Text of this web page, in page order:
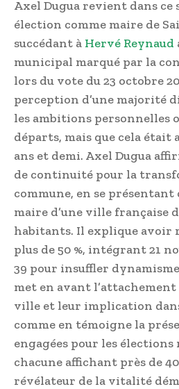
Axel Dugua revient dans ce
élection comme maire de
succédant à Hervé Reynaud
municipal marqué par la
lors du vote du 23 octobre
perception d’une majorité
les ambitions personnelles
départs, mais que cela était
ans et demi. Axel Dugua
de continuité pour la
commune, en se présentant
maire d’une ville française
habitants. Il explique avoir
plus de 50 %, intégrant 21
39 pour insuffler
met en avant
ville et leur implication
comme en témoigne la
engagées pour les élections
chacune affichant près de
révélateur de la vitalité